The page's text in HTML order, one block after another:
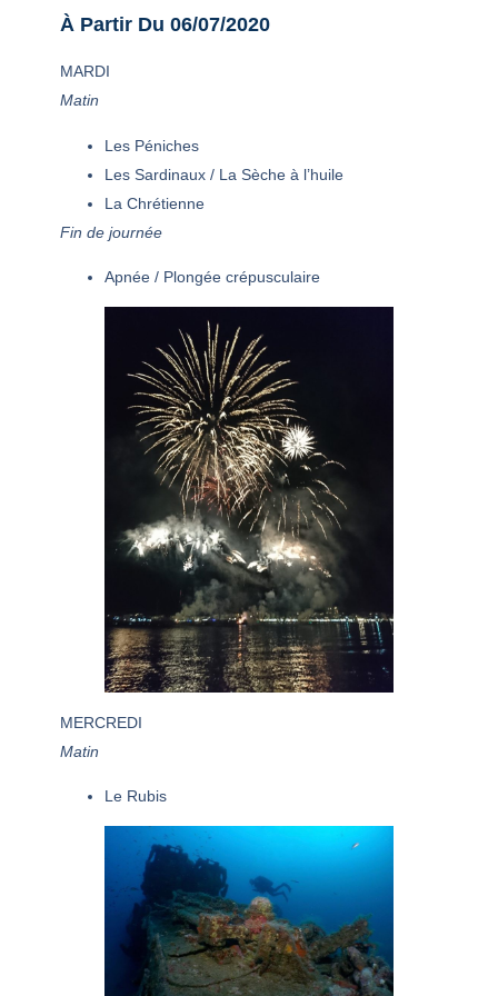
À Partir Du 06/07/2020
MARDI
Matin
Les Péniches
Les Sardinaux / La Sèche à l’huile
La Chrétienne
Fin de journée
Apnée / Plongée crépusculaire
MERCREDI
Matin
Le Rubis